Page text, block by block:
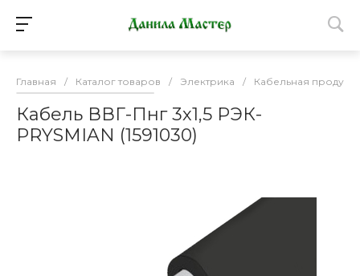
Главная / Каталог товаров / Электрика / Кабельная
Кабель ВВГ-Пнг 3х1,5 РЭК-
PRYSMIAN (1591030)